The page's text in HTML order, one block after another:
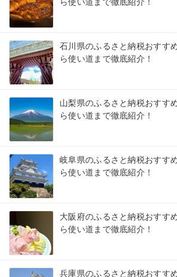
石川県のふるさと納税おすす
ら使い道まで徹底紹介！
山梨県のふるさと納税おすす
ら使い道まで徹底紹介！
岐阜県のふるさと納税おすす
ら使い道まで徹底紹介！
大阪府のふるさと納税おすす
ら使い道まで徹底紹介！
兵庫県のふるさと納税おすす